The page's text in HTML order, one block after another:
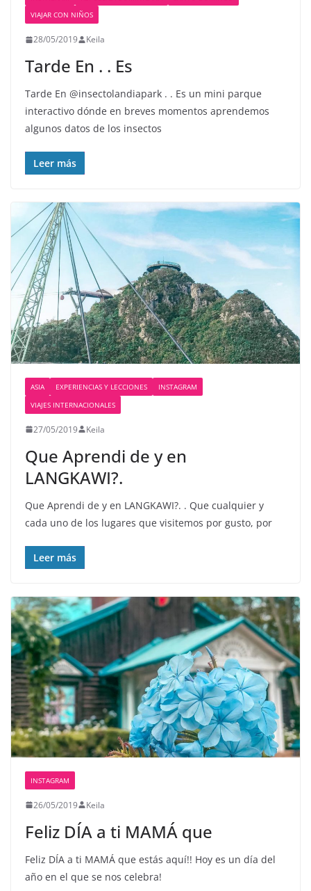
VIAJAR CON NIÑOS
28/05/2019 Keila
Tarde En ️. . Es
Tarde En @insectolandiapark ️. . Es un mini parque
interactivo dónde en breves momentos aprendemos
algunos datos de los insectos
Leer más
ASIA EXPERIENCIAS Y LECCIONES
INSTAGRAM
VIAJES INTERNACIONALES
27/05/2019 Keila
Que Aprendi de y en
LANGKAWI?.
Que Aprendi de y en LANGKAWI?. . Que cualquier y
cada uno de los lugares que visitemos por gusto, por
Leer más
INSTAGRAM
26/05/2019 Keila
Feliz DÍA a ti MAMÁ que
Feliz DÍA a ti MAMÁ que estás aquí!! Hoy es un día del
año en el que se nos celebra!